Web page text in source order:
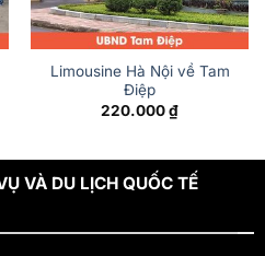
Limousine Hà Nội về Tam
Điệp
220.000₫
VÀ DU LỊCH QUỐC TẾ